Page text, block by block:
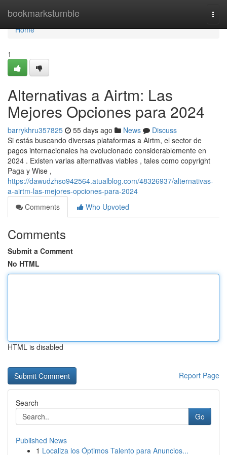
bookmarkstumble
Home
Home
1
Alternativas a Airtm: Las
Mejores Opciones para 2024
barrykhru357825 55 days ago News
Discuss
Si estás buscando diversas plataformas a Airtm, el sector de
pagos internacionales ha evolucionado considerablemente en
2024 . Existen varias alternativas viables , tales como copyright
Paga y Wise ,
https://dawudzhso942564.atualblog.com/48326937/alternativas-
a-airtm-las-mejores-opciones-para-2024
Comments
Who Upvoted
Comments
Submit a Comment
No HTML
HTML is disabled
Report Page
Search
Go
Published News
1 Localiza los Óptimos Talento para Anuncios...